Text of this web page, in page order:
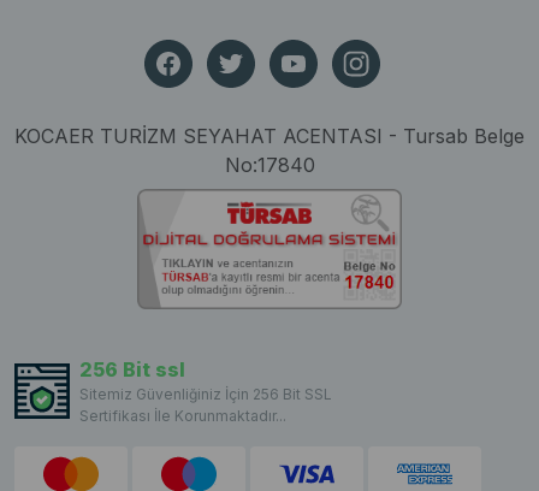
KOCAER TURİZM SEYAHAT ACENTASI - Tursab Belge
No:17840
256 Bit ssl
Sitemiz Güvenliğiniz İçin 256 Bit SSL
Sertifikası İle Korunmaktadır...